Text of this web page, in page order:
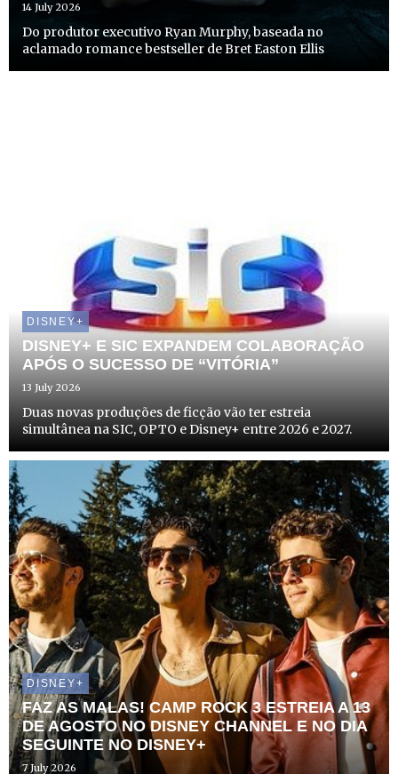
14 July 2026
Do produtor executivo Ryan Murphy, baseada no
aclamado romance bestseller de Bret Easton Ellis
DISNEY+
DISNEY+ E SIC EXPANDEM COLABORAÇÃO
APÓS O SUCESSO DE “VITÓRIA”
13 July 2026
Duas novas produções de ficção vão ter estreia
simultânea na SIC, OPTO e Disney+ entre 2026 e 2027.
DISNEY+
FAZ AS MALAS! CAMP ROCK 3 ESTREIA A 13
DE AGOSTO NO DISNEY CHANNEL E NO DIA
SEGUINTE NO DISNEY+
7 July 2026